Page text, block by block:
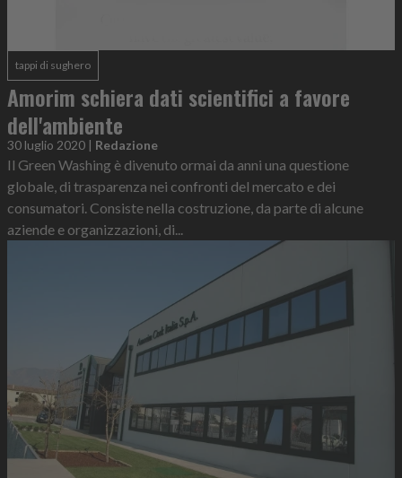
tappi di sughero
Amorim schiera dati scientifici a favore
dell'ambiente
30 luglio 2020 | Redazione
Il Green Washing è divenuto ormai da anni una questione
globale, di trasparenza nei confronti del mercato e dei
consumatori. Consiste nella costruzione, da parte di alcune
aziende e organizzazioni, di...